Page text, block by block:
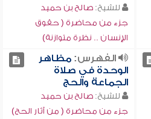
للشيخ:صالح بن حميد
جزء من محاضرة ( حقوق
الإنسان .. نظرة متوازنة)
الفهرس:مظاهر
الوحدة في صلاة
الجماعة والحج
للشيخ:صالح بن حميد
جزء من محاضرة ( من آثار الحج)